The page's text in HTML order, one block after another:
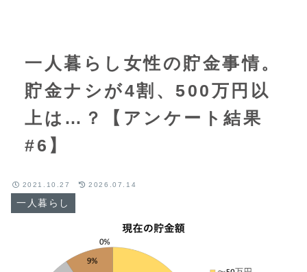
一人暮らし女性の貯金事情。
貯金ナシが4割、500万円以
上は…？【アンケート結果
#6】
一人暮らし
2021.10.27 2026.07.14